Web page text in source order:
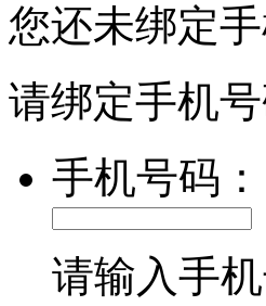
您还未绑定
请绑定手机
手机号码：
请输入手